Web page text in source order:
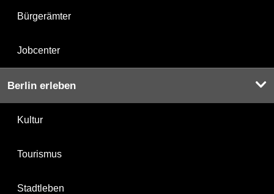
Bürgerämter
Jobcenter
Berlin erleben
Kultur
Tourismus
Stadtleben